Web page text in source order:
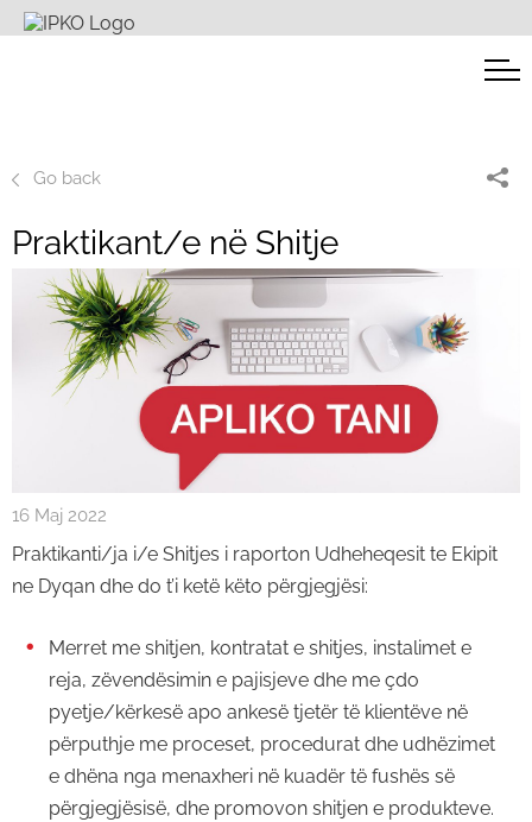
Go back
Praktikant/e në Shitje
16 Maj 2022
Praktikanti/ja i/e Shitjes i raporton Udheheqesit te Ekipit
ne Dyqan dhe do t’i ketë këto përgjegjësi:
Merret me shitjen, kontratat e shitjes, instalimet e
reja, zëvendësimin e pajisjeve dhe me çdo
pyetje/kërkesë apo ankesë tjetër të klientëve në
përputhje me proceset, procedurat dhe udhëzimet
e dhëna nga menaxheri në kuadër të fushës së
përgjegjësisë, dhe promovon shitjen e produkteve.